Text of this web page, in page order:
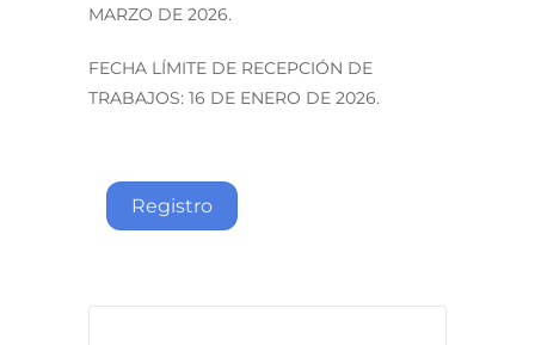
MARZO DE 2026.
FECHA LÍMITE DE RECEPCIÓN DE
TRABAJOS: 16 DE ENERO DE 2026.
Registro